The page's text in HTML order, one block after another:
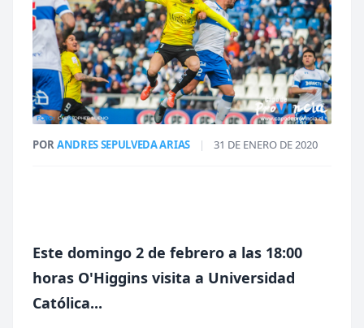
PORANDRES SEPULVEDA ARIAS | 31 DE ENERO DE 2020
Este domingo 2 de febrero a las 18:00
horas O'Higgins visita a Universidad
Católica...